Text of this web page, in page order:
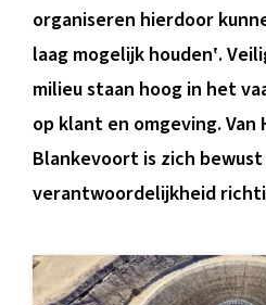
organiseren hierdoor
laag mogelijk houden‛.
milieu staan hoog in het
op klant en omgeving. Van
Blankevoort is zich
verantwoordelijkheid